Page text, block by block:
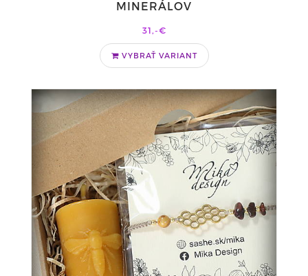
MINERÁLOV
31,-€
VYBRAŤ VARIANT